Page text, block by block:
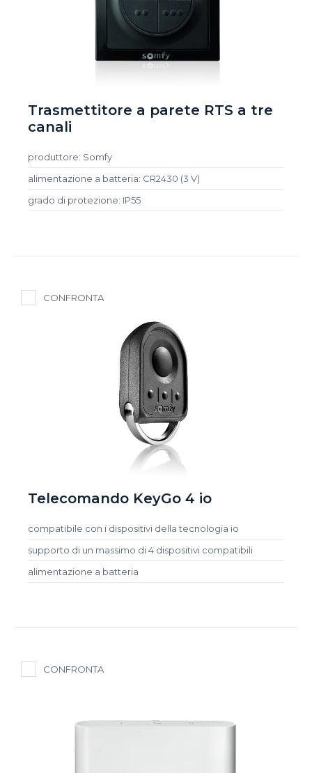
Trasmettitore a parete RTS a tre
canali
produttore: Somfy
alimentazione a batteria: CR2430 (3 V)
grado di protezione: IP55
CONFRONTA
Telecomando KeyGo 4 io
compatibile con i dispositivi della tecnologia io
supporto di un massimo di 4 dispositivi compatibili
alimentazione a batteria
CONFRONTA